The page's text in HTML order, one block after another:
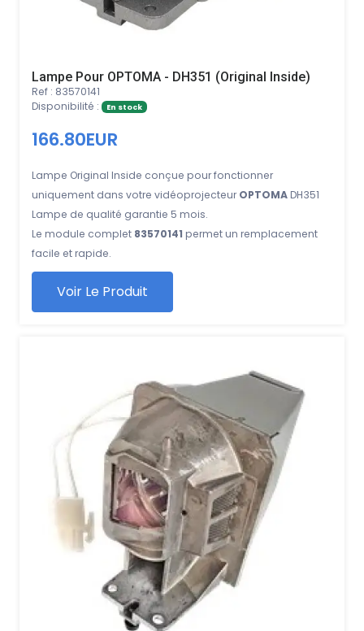
Lampe Pour OPTOMA - DH351 (Original Inside)
Ref : 83570141
Disponibilité :
En stock
166.80EUR
Lampe Original Inside conçue pour fonctionner
uniquement dans votre vidéoprojecteur OPTOMADH351
Lampe de qualité garantie 5 mois.
Le module complet 83570141 permet un remplacement
facile et rapide.
Voir Le Produit